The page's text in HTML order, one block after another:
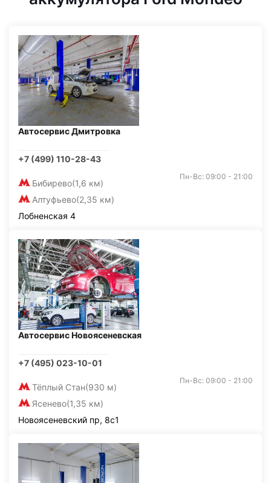
Автосервис Дмитровка
+7 (499) 110-28-43
Бибирево(1,6 км)
Алтуфьево(2,35 км)
Пн-Вс: 09:00 - 21:00
Лобненская 4
Автосервис Новоясеневская
+7 (495) 023-10-01
Тёплый Стан(930 м)
Ясенево(1,35 км)
Пн-Вс: 09:00 - 21:00
Новоясеневский пр, 8с1